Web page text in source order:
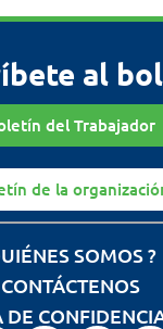
al
del Trabajador
de la
SOMOS ?
CONTÁCTENOS
DE